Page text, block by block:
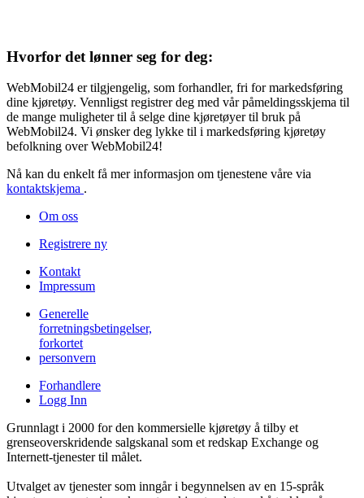
Hvorfor det lønner seg for deg:
WebMobil24 er tilgjengelig, som forhandler, fri for markedsføring
dine kjøretøy. Vennligst registrer deg med vår påmeldingsskjema til
de mange muligheter til å selge dine kjøretøyer til bruk på
WebMobil24. Vi ønsker deg lykke til i markedsføring kjøretøy
befolkning over WebMobil24!
Nå kan du enkelt få mer informasjon om tjenestene våre via
kontaktskjema .
Om oss
Registrere ny
Kontakt
Impressum
Generelle
forretningsbetingelser,
forkortet
personvern
Forhandlere
Logg Inn
Grunnlagt i 2000 for den kommersielle kjøretøy å tilby et
grenseoverskridende salgskanal som et redskap Exchange og
Internett-tjenester til målet.
Utvalget av tjenester som inngår i begynnelsen av en 15-språk